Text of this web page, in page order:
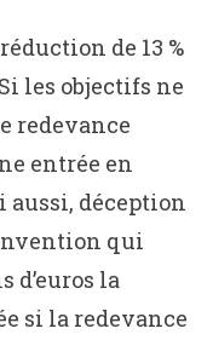
de 13 %
les objectifs ne
redevance
entrée en
aussi, déception
qui
d’euros la
si la redevance